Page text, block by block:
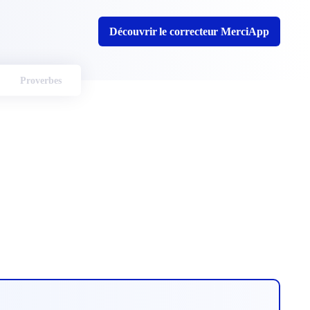
Découvrir le correcteur MerciApp
Proverbes